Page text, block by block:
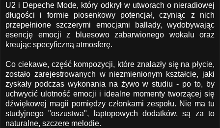
U2 i Depeche Mode, który odkrył w utworach o nieradiowej
długości i formie piosenkowy potencjał, czyniąc z nich
przepełnione szczerymi emocjami ballady, wydobywając
esencję emocji z bluesowo zabarwionego wokalu oraz
kreując specyficzną atmosferę.
Co ciekawe, część kompozycji, które znalazły się na płycie,
zostało zarejestrowanych w niezmienionym kształcie, jaki
zyskały podczas wykonania na żywo w studiu - po to, by
uchwycić ulotność emocji i idealne momenty tworzącej się
dźwiękowej magii pomiędzy członkami zespołu. Nie ma tu
studyjnego "oszustwa", laptopowych dodatków, są za to
naturalne, szczere melodie.